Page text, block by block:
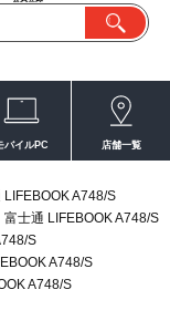
バイルPC 店舗一覧
LIFEBOOK A748/S
富士通 LIFEBOOK A748/S
S
A748/S
A748/S